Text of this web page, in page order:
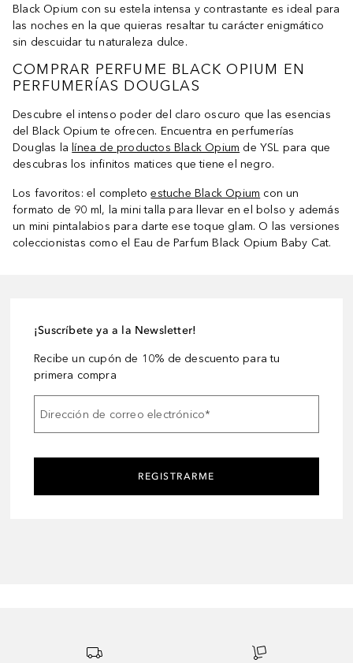
Black Opium con su estela intensa y contrastante es ideal para
las noches en la que quieras resaltar tu carácter enigmático
sin descuidar tu naturaleza dulce.
COMPRAR PERFUME BLACK OPIUM EN
PERFUMERÍAS DOUGLAS
Descubre el intenso poder del claro oscuro que las esencias
del Black Opium te ofrecen. Encuentra en perfumerías
Douglas lalínea de productos Black Opium de YSL para que
descubras los infinitos matices que tiene el negro.
Los favoritos: el completoestuche Black Opium con un
formato de 90 ml, la mini talla para llevar en el bolso y además
un mini pintalabios para darte ese toque glam. O las versiones
coleccionistas como el Eau de Parfum Black Opium Baby Cat.
¡Suscríbete ya a la Newsletter!
Recibe un cupón de 10% de descuento para tu
primera compra
Dirección de correo electrónico*
REGISTRARME